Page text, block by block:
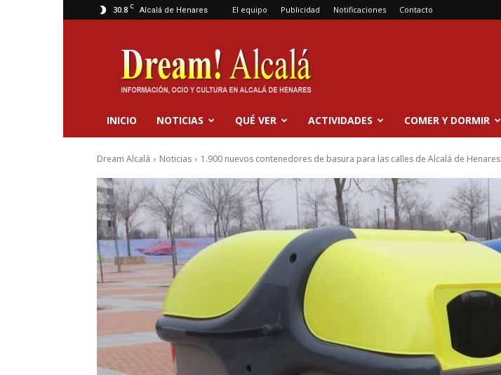
30.8 C Alcalá de Henares El equipo Publicidad Notificaciones Contacto
Dream
Alcalá
INICIO NOTICIAS QUÉ VER ACTIVIDADES COMER Y DORMIR
Dream Alcalá Noticias 1.900 nuevos contenedores de basura para las calles de Alcalá de Henares